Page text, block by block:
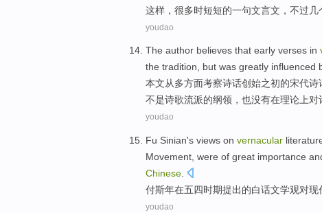
这样 ，很多时短短的一句文言文 ，不过 几
youdao
The author believes that early verses in
the tradition, but was greatly influenced
本文从多方面考察诗话创始之初的宋代诗
不是诗歌流派的纲领，也没有在理论上对
youdao
Fu Sinian's views on vernacular
Movement , were of great importance
Chinese
付斯年在五四时期提出的白话文学观对现
youdao